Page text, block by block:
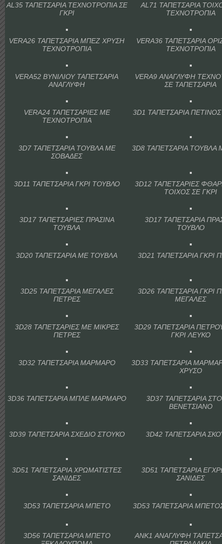
AL35 ΤΑΠΕΤΣΑΡΙΑ ΤΕΧΝΟΤΡΟΠΙΑ ΣΕ
ΓΚΡΙ
AL71 ΤΑΠΕΤΣΑΡΙΑ
ΤΕΧΝΟΤΡΟΠΙΑ
VERA26 ΤΑΠΕΤΣΑΡΙΑ ΜΠΕΖ ΧΡΥΣΗ
ΤΕΧΝΟΤΡΟΠΙΑ
VERA36 ΤΑΠΕΤΣΑΡΙΑ
ΤΕΧΝΟΤΡΟΠΙΑ
VERA52 ΒΥΝΙΛΙΟΥ ΤΑΠΕΤΣΑΡΙΑ
ΑΝΑΓΛΥΦΗ
VERA9 ΑΝΑΓΛΥΦΗ
ΣΕ ΤΑΠΕΤΣΑΡΙΑ
VERA24 ΤΑΠΕΤΣΑΡΙΕΣ ΜΕ
ΤΕΧΝΟΤΡΟΠΙΑ
3D1 ΤΑΠΕΤΣΑΡΙΑ
3D7 ΤΑΠΕΤΣΑΡΙΑ ΤΟΥΒΛΑ ΜΕ
ΣΟΒΑΔΕΣ
3D8 ΤΑΠΕΤΣΑΡΙΑ ΤΟΥΒΛΑ
3D11 ΤΑΠΕΤΣΑΡΙΑ ΓΚΡΙ ΤΟΥΒΛΟ
3D12 ΤΑΠΕΤΣΑΡΙΕΣ
ΤΟΙΧΟΣ ΣΕ ΓΚΡΙ
3D17 ΤΑΠΕΤΣΑΡΙΕΣ ΠΡΑΣΙΝΑ
ΤΟΥΒΛΑ
3D17 ΤΑΠΕΤΣΑΡΙΑ
ΤΟΥΒΛΟ
3D20 ΤΑΠΕΤΣΑΡΙΑ ΜΕ ΤΟΥΒΛΑ 3D21 ΤΑΠΕΤΣΑΡΙΑ ΓΚΡΙ
3D25 ΤΑΠΕΤΣΑΡΙΑ ΜΕΓΑΛΕΣ
ΠΕΤΡΕΣ
3D26 ΤΑΠΕΤΣΑΡΙΑ ΓΚΡΙ
ΜΕΓΑΛΕΣ
3D28 ΤΑΠΕΤΣΑΡΙΕΣ ΜΕ ΜΙΚΡΕΣ
ΠΕΤΡΕΣ
3D29 ΤΑΠΕΤΣΑΡΙΑ
ΓΚΡΙ ΛΕΥΚΟ
3D32 ΤΑΠΕΤΣΑΡΙΑ ΜΑΡΜΑΡΟ
3D33 ΤΑΠΕΤΣΑΡΙΑ
ΧΡΥΣΟ
3D36 ΤΑΠΕΤΣΑΡΙΑ ΜΠΛΕ ΜΑΡΜΑΡΟ
3D37 ΤΑΠΕΤΣΑΡΙΑ
ΒΕΝΕΤΣΙΑΝΟ
3D39 ΤΑΠΕΤΣΑΡΙΑ ΣΧΕΔΙΟ ΣΤΟΥΚΟ 3D42 ΤΑΠΕΤΣΑΡΙΑ
3D51 ΤΑΠΕΤΣΑΡΙΑ ΧΡΩΜΑΤΙΣΤΕΣ
ΣΑΝΙΔΕΣ
3D51 ΤΑΠΕΤΣΑΡΙΑ
ΣΑΝΙΔΕΣ
3D53 ΤΑΠΕΤΣΑΡΙΑ ΜΠΕΤΟ 3D53 ΤΑΠΕΤΣΑΡΙΑ
3D56 ΤΑΠΕΤΣΑΡΙΑ ΜΠΕΤΟ
ANK1 ΑΝΑΓΛΥΦΗ